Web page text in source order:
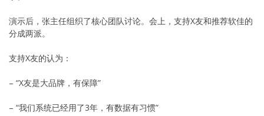
演示后，张主任组织了核心团队讨论。会上，支持X友和推荐软佳的
分成两派。
支持X友的认为：
– “X友是大品牌，有保障”
– “我们系统已经用了3年，有数据有习惯”